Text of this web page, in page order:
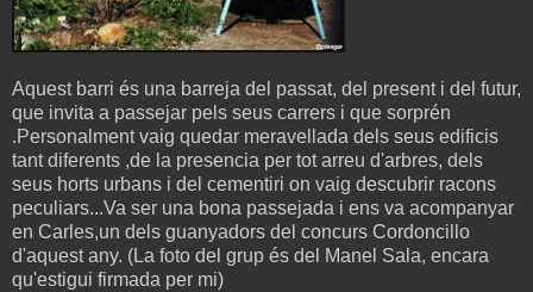
Aquest barri és una barreja del passat, del present i del futur,
que invita a passejar pels seus carrers i que sorprén
.Personalment vaig quedar meravellada dels seus edificis
tant diferents ,de la presencia per tot arreu d'arbres, dels
seus horts urbans i del cementiri on vaig descubrir racons
peculiars...Va ser una bona passejada i ens va acompanyar
en Carles,un dels guanyadors del concurs Cordoncillo
d'aquest any. (La foto del grup és del Manel Sala, encara
qu'estigui firmada per mi)